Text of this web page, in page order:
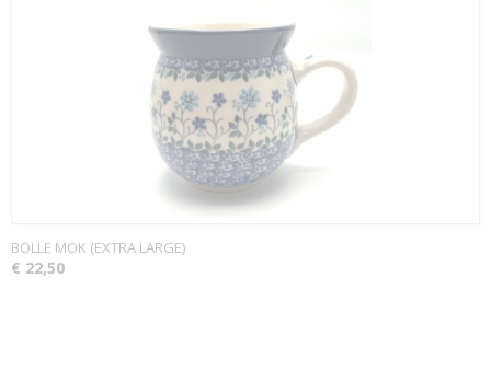
BOLLE MOK (EXTRA LARGE)
€ 22,50